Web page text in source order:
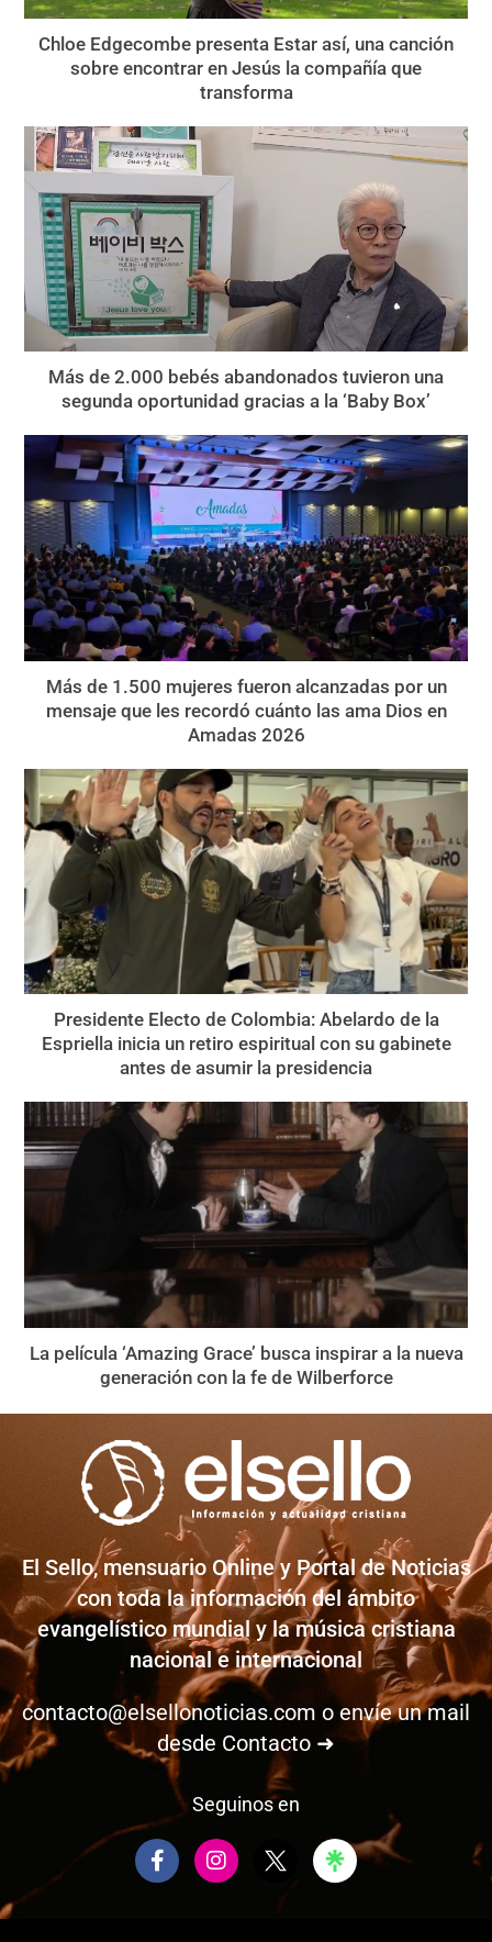
Chloe Edgecombe presenta Estar así, una canción
sobre encontrar en Jesús la compañía que
transforma
Más de 2.000 bebés abandonados tuvieron una
segunda oportunidad gracias a la ‘Baby Box’
Más de 1.500 mujeres fueron alcanzadas por un
mensaje que les recordó cuánto las ama Dios en
Amadas 2026
Presidente Electo de Colombia: Abelardo de la
Espriella inicia un retiro espiritual con su gabinete
antes de asumir la presidencia
La película ‘Amazing Grace’ busca inspirar a la nueva
generación con la fe de Wilberforce
El Sello, mensuario Online y Portal de Noticias
con toda la información del ámbito
evangelístico mundial y la música cristiana
nacional e internacional
contacto@elsellonoticias.com o envíe un mail
desde Contacto ➜
Seguinos en
F
a
I
n